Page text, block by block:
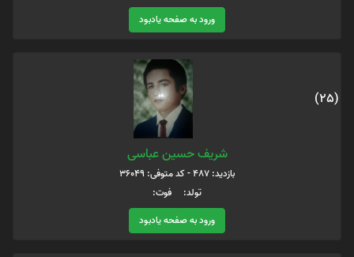
ورود به صفحه یادبود
(25)
شریف حسین عباسی
بازدید: 487 - کد متوفی: 36049
تولد: فوت:
ورود به صفحه یادبود